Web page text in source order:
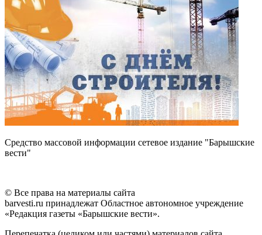
Средство массовой информации сетевое издание "Барышские
вести"
© Все права на материалы сайта
barvesti.ru принадлежат Областное автономное учреждение
«Редакция газеты «Барышские вести».